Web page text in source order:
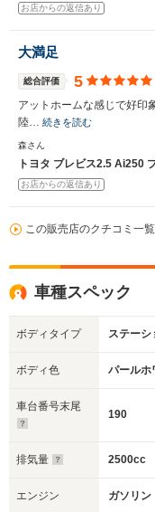
お店からの返信あり
大満足
総合評価 5
アットホームな感じで好印
陸… 続きを読む
森さん
トヨタ ブレビス2.5 Ai250
お店からの返信あり
この販売店のクチコミ一
車種スペック
ボディタイプ ステーシ
ボディ色 パールホ
車台番号末尾
190
排気量 2500cc
エンジン ガソリン